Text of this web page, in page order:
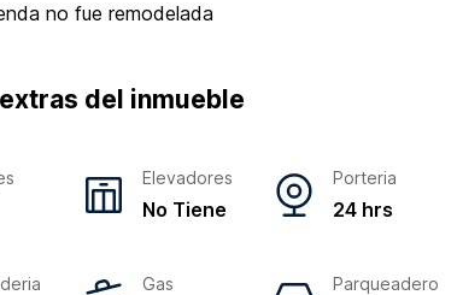
no fue remodelada
del inmueble
Elevadores
No Tiene
Porteria
24 hrs
Gas Parqueadero